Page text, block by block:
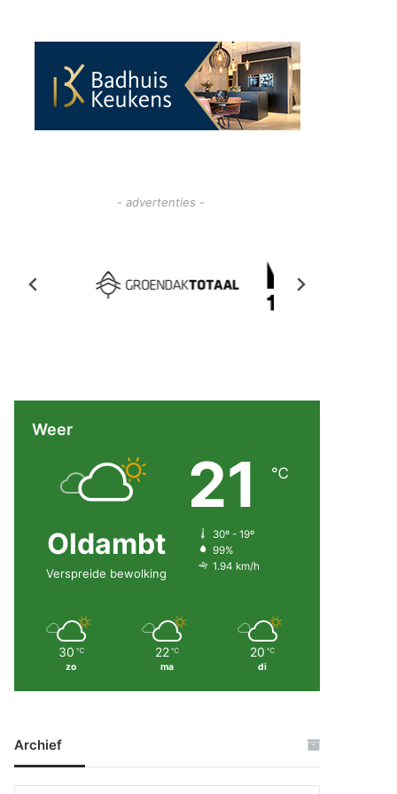
- advertenties -
Weer
Oldambt
Verspreide bewolking
21 ℃
30º - 19º
99%
1.94 km/h
30 ℃
zo
22 ℃
ma
20 ℃
di
Archief